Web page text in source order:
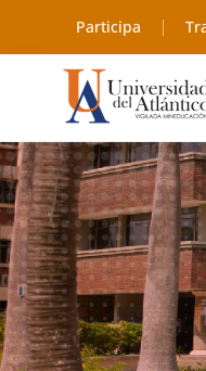
Participa